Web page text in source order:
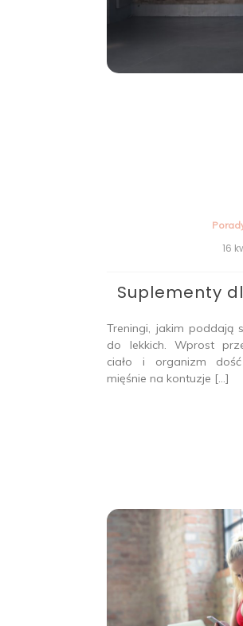
16
Suplementy
Treningi, jakim poddają
do lekkich. Wprost
ciało i organizm
mięśnie na kontuzje […]